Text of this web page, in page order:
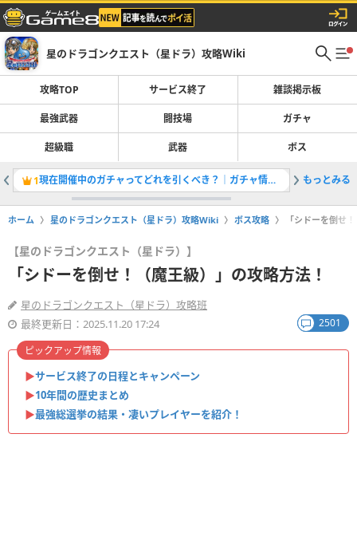
星のドラゴンクエスト（星ドラ）攻略Wiki
攻略TOP サービス終了 雑談掲示板
最強武器 闘技場 ガチャ
超級職 武器 ボス
1 現在開催中のガチャってどれを引くべき？｜ガチャ情報一覧 2守護騎
もっとみる
ホーム 星のドラゴンクエスト（星ドラ）攻略Wiki ボス攻略 「シドーを倒せ
【星のドラゴンクエスト（星ドラ）】
「シドーを倒せ！（魔王級）」の攻略方法！
星のドラゴンクエスト（星ドラ）攻略班
最終更新日：2025.11.20 17:24
2501
▶︎サービス終了の日程とキャンペーン
▶︎10年間の歴史まとめ
▶︎最強総選挙の結果・凄いプレイヤーを紹介！
ピックアップ情報